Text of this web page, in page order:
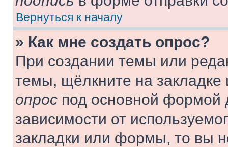
Вернуться к началу
» Как мне создать опрос?
При создании темы или
темы, щёлкните на
опрос под основной формой
зависимости от
закладки или формы, то вы